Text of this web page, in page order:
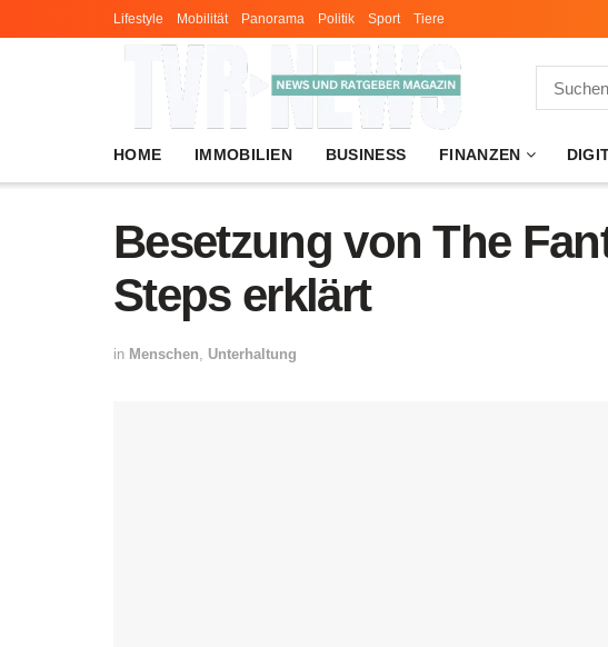
Lifestyle Mobilität Panorama Politik Sport Tiere
HOME IMMOBILIEN BUSINESS FINANZEN
Besetzung von The
Steps erklärt
in Menschen Unterhaltung